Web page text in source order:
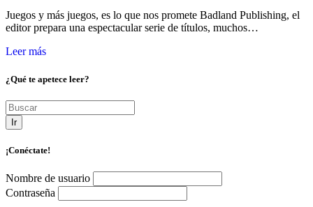
Juegos y más juegos, es lo que nos promete Badland Publishing, el
editor prepara una espectacular serie de títulos, muchos…
Leer más
¿Qué te apetece leer?
Ir
¡Conéctate!
Nombre de usuario
Contraseña